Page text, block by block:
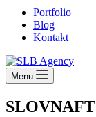
Portfolio
Blog
Kontakt
Menu
SLOVNAFT